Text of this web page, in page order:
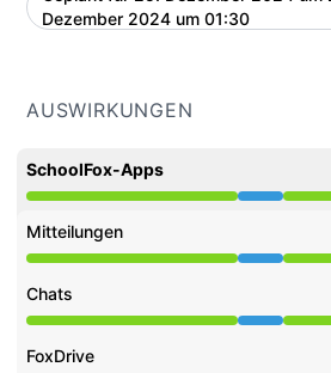
Dezember 2024 um 01:30
AUSWIRKUNGEN
SchoolFox-Apps
Wartung aus 9:00 PM zu 1:30 AM
Mitteilungen
Wartung aus 9:00 PM zu 1:30 AM
Chats
Wartung aus 9:00 PM zu 1:30 AM
FoxDrive